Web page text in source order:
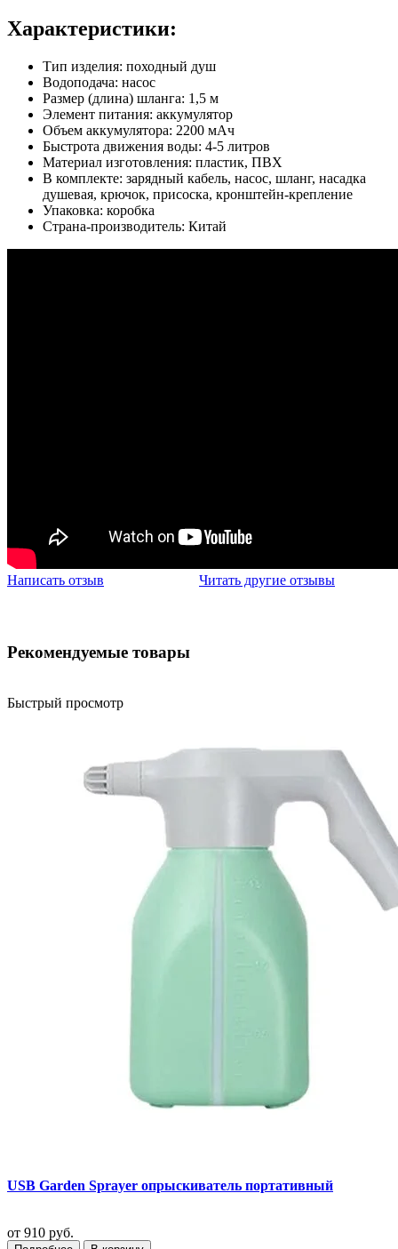
Характеристики:
Тип изделия: походный душ
Водоподача: насос
Размер (длина) шланга: 1,5 м
Элемент питания: аккумулятор
Объем аккумулятора: 2200 мАч
Быстрота движения воды: 4-5 литров
Материал изготовления: пластик, ПВХ
В комплекте: зарядный кабель, насос, шланг, насадка
душевая, крючок, присоска, кронштейн-крепление
Упаковка: коробка
Страна-производитель: Китай
Написать отзыв Читать другие отзывы
Рекомендуемые товары
Быстрый просмотр
USB Garden Sprayer опрыскиватель портативный
от 910 руб.